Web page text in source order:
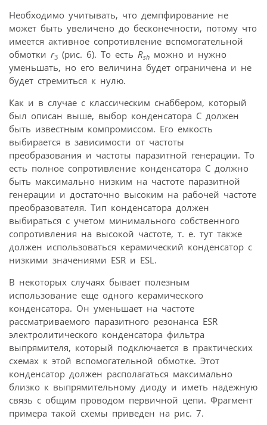
Необходимо учитывать, что демпфирование не
может быть увеличено до бесконечности, потому что
имеется активное сопротивление вспомогательной
обмотки r3 (рис. 6). То есть Rsh можно и нужно
уменьшать, но его величина будет ограничена и не
будет стремиться к нулю.
Как и в случае с классическим снаббером, который
был описан выше, выбор конденсатора C должен
быть известным компромиссом. Его емкость
выбирается в зависимости от частоты
преобразования и частоты паразитной генерации. То
есть полное сопротивление конденсатора C должно
быть максимально низким на частоте паразитной
генерации и достаточно высоким на рабочей частоте
преобразователя. Тип конденсатора должен
выбираться с учетом минимального собственного
сопротивления на высокой частоте, т. е. тут также
должен использоваться керамический конденсатор с
низкими значениями ESR и ESL.
В некоторых случаях бывает полезным
использование еще одного керамического
конденсатора. Он уменьшает на частоте
рассматриваемого паразитного резонанса ESR
электролитического конденсатора фильтра
выпрямителя, который подключается в практических
схемах к этой вспомогательной обмотке. Этот
конденсатор должен располагаться максимально
близко к выпрямительному диоду и иметь надежную
связь с общим проводом первичной цепи. Фрагмент
примера такой схемы приведен на рис. 7.